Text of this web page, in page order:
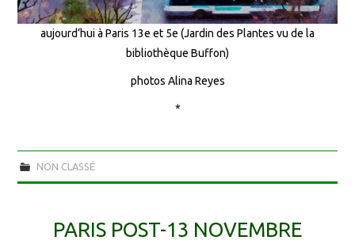
aujourd’hui à Paris 13e et 5e (Jardin des Plantes vu de la
bibliothèque Buffon)
photos Alina Reyes
*
NON CLASSÉ
PARIS POST-13 NOVEMBRE